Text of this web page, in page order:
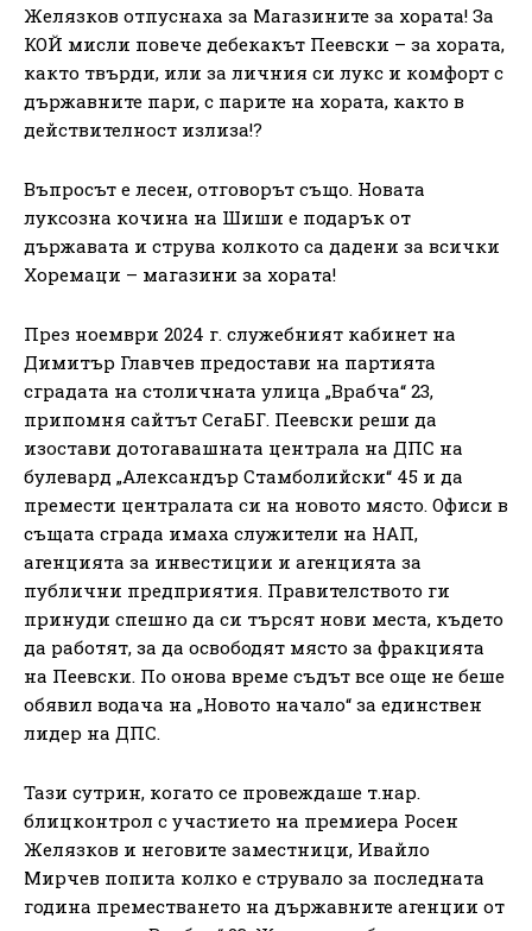
Желязков отпуснаха за Магазините за хората! За
КОЙ мисли повече дебекакът Пеевски – за хората,
както твърди, или за личния си лукс и комфорт с
държавните пари, с парите на хората, както в
действителност излиза!?
Въпросът е лесен, отговорът също. Новата
луксозна кочина на Шиши е подарък от
държавата и струва колкото са дадени за всички
Хоремаци – магазини за хората!
През ноември 2024 г. служебният кабинет на
Димитър Главчев предостави на партията
сградата на столичната улица „Врабча“ 23,
припомня сайтът СегаБГ. Пеевски реши да
изостави дотогавашната централа на ДПС на
булевард „Александър Стамболийски“ 45 и да
премести централата си на новото място. Офиси в
същата сграда имаха служители на НАП,
агенцията за инвестиции и агенцията за
публични предприятия. Правителството ги
принуди спешно да си търсят нови места, където
да работят, за да освободят място за фракцията
на Пеевски. По онова време съдът все още не беше
обявил водача на „Новото начало“ за единствен
лидер на ДПС.
Тази сутрин, когато се провеждаше т.нар.
блицконтрол с участието на премиера Росен
Желязков и неговите заместници, Ивайло
Мирчев попита колко е струвало за последната
година преместването на държавните агенции от